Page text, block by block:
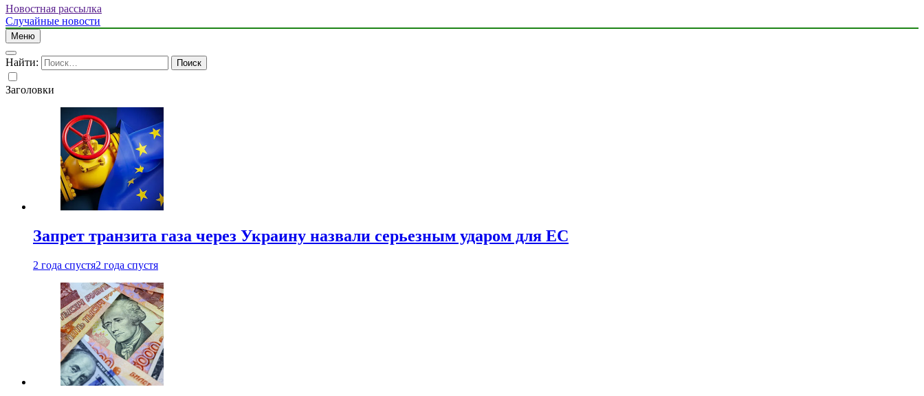
Новостная рассылка
Случайные новости
Меню
Найти:
Заголовки
Запрет транзита газа через Украину назвали серьезным ударом для ЕС
2 года спустя2 года спустя